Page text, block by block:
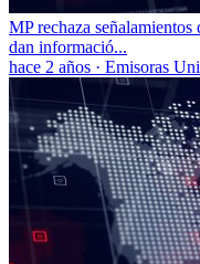
MP rechaza
dan informació...
hace 2 años · Emisoras